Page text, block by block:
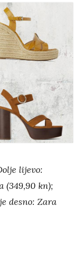
lijevo:
(349,90 kn);
desno: Zara